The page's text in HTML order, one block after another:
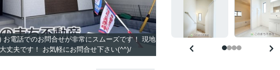
お電話でのお問合せが非常にスムーズです！ 現地
丈夫です！ お気軽にお問合せ下さい(^^)/